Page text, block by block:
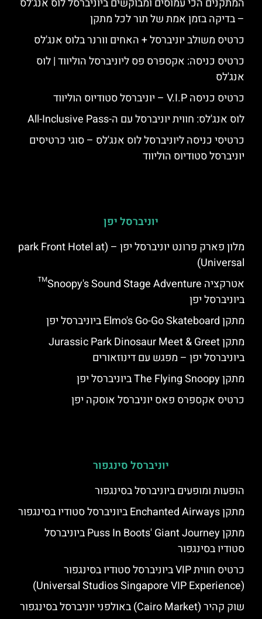
המתקנים הכי עמוסים ומבוקשים ביוניברסל לוס אנג'לס
– בדיקה בזמן אמת של תור לכל מתקן
כרטיס משולב יוניברסל + האחים וורנר בלוס אנג'לס
כרטיס כניסה: אקספרס פס ליוניברסל הוליווד | לוס
אנג'לס
כרטיס כניסה V.I.P – יוניברסל סטודיוס הוליווד
לוס אנג'לס: חווית יוניברסל עם ה-All-Inclusive Pass
כרטיסי כניסה ליוניברסל לוס אנג'לס – סוגי כרטיסים
יוניברסל סטודיוס הוליווד
יוניברסל יפן
מלון פארק פרונט יוניברסל יפן – (park Front Hotel at
Universal)
אטרקציה Snoopy's Sound Stage Adventure™
ביוניברסל יפן
מתקן Elmo's Go-Go Skateboard ביוניברסל יפן
מתקן Jurassic Park Dinosaur Meet & Greet
ביוניברסל יפן – מפגש עם דינוזאורים
מתקן The Flying Snoopy ביוניברסל יפן
כרטיס אקספרס פאס יוניברסל אוסקה יפן
יוניברסל סינגפור
הופעות ומופעים ביוניברסל בסינגפור
מתקן Enchanted Airways ביוניברסל סטודיו בסינגפור
מתקן Puss In Boots' Giant Journey ביוניברסל
סטודיו בסינגפור
כרטיס חווית VIP ביוניברסל סטודיו בסינגפור
(Universal Studios Singapore VIP Experience)
שוק קהיר (Cairo Market) באולפני יוניברסל בסינגפור